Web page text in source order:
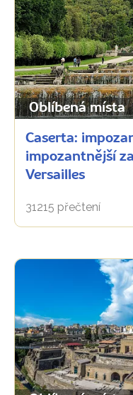
Oblíbená místa
Caserta:
impozantnější
Versailles
31215 přečtení